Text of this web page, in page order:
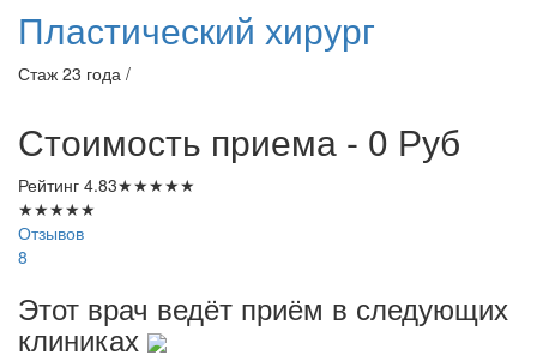
Пластический хирург
Стаж 23 года /
Стоимость приема - 0 Руб
Рейтинг 4.83★★★★★
★★★★★
Отзывов
8
Этот врач ведёт приём в следующих
клиниках